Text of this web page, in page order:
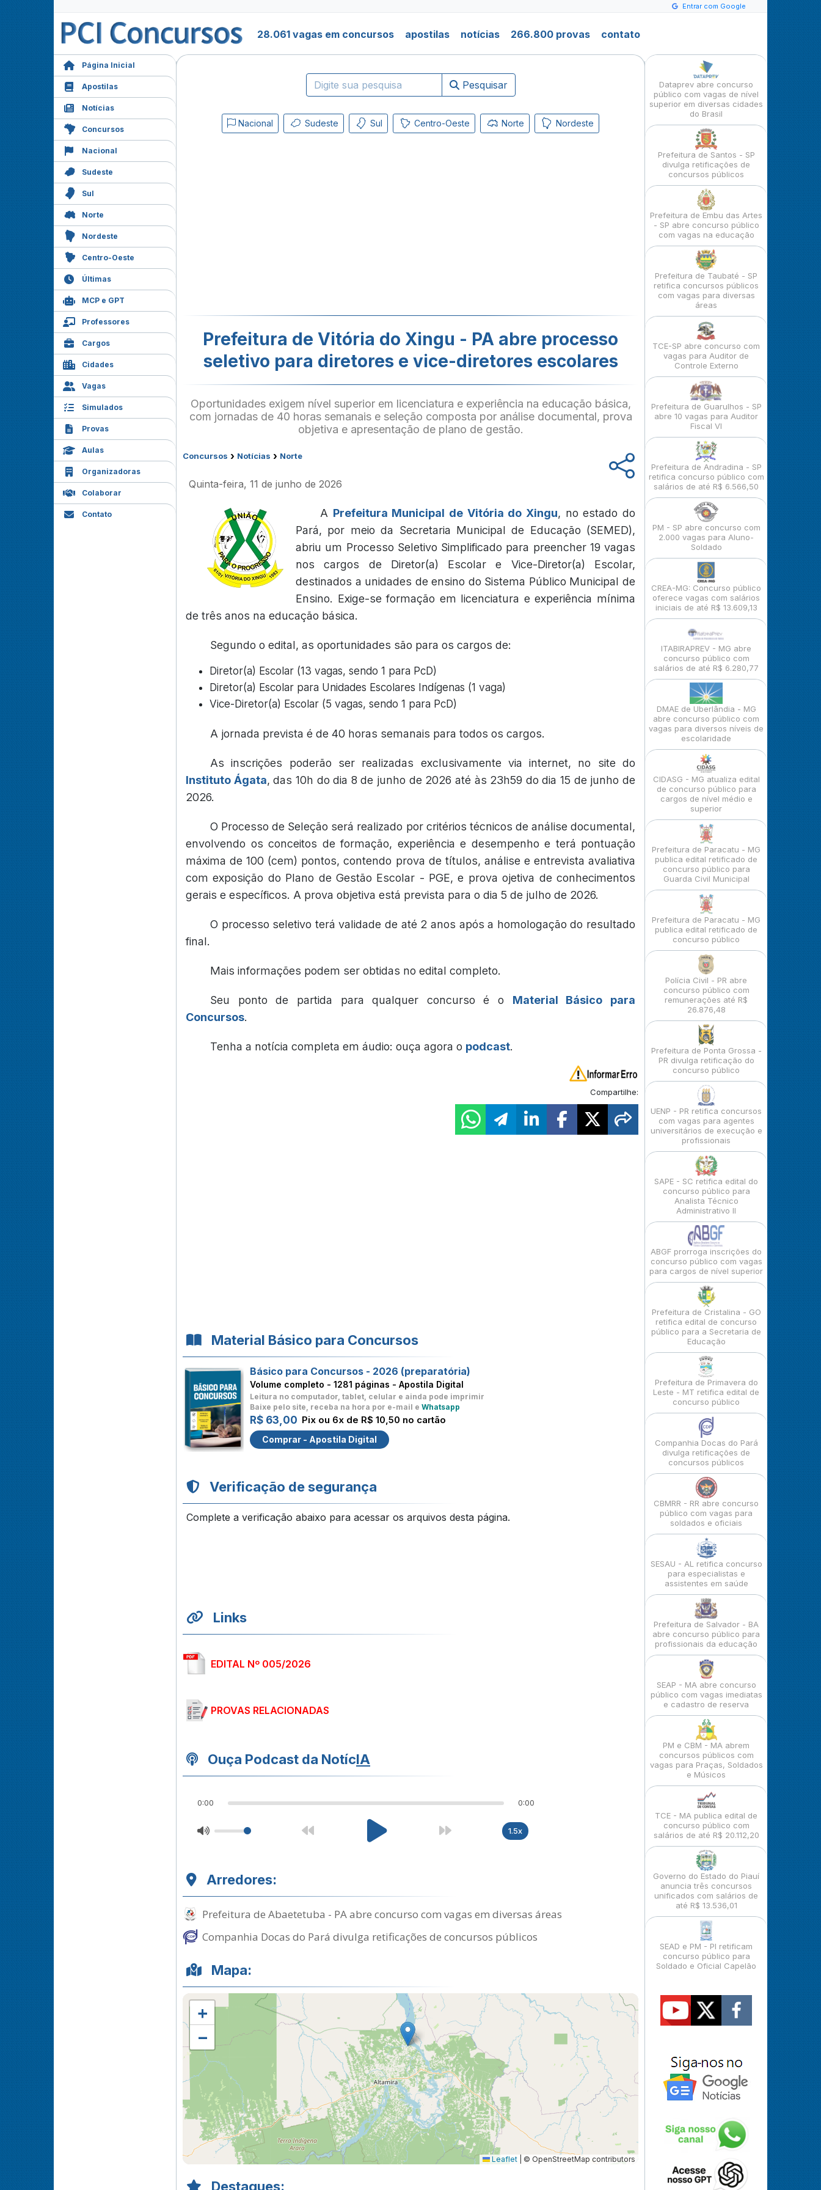
Entrar com Google
28.061 vagas em concursos apostilas notícias 266.800 provas contato
Página Inicial
Apostilas
Notícias
Concursos
Nacional
Sudeste
Sul
Norte
Nordeste
Centro-Oeste
Últimas
MCP e GPT
Professores
Cargos
Cidades
Vagas
Simulados
Provas
Aulas
Organizadoras
Colaborar
Contato
Pesquisar
Nacional Sudeste Sul Centro-Oeste Norte Nordeste
Prefeitura de Vitória do Xingu - PA abre processo
seletivo para diretores e vice-diretores escolares
Oportunidades exigem nível superior em licenciatura e experiência na educação básica,
com jornadas de 40 horas semanais e seleção composta por análise documental, prova
objetiva e apresentação de plano de gestão.
Concursos › Notícias › Norte
Quinta-feira, 11 de junho de 2026
A Prefeitura Municipal de Vitória do Xingu, no estado do
Pará, por meio da Secretaria Municipal de Educação (SEMED),
abriu um Processo Seletivo Simplificado para preencher 19 vagas
nos cargos de Diretor(a) Escolar e Vice-Diretor(a) Escolar,
destinados a unidades de ensino do Sistema Público Municipal de
Ensino. Exige-se formação em licenciatura e experiência mínima
de três anos na educação básica.
Segundo o edital, as oportunidades são para os cargos de:
Diretor(a) Escolar (13 vagas, sendo 1 para PcD)
Diretor(a) Escolar para Unidades Escolares Indígenas (1 vaga)
Vice-Diretor(a) Escolar (5 vagas, sendo 1 para PcD)
A jornada prevista é de 40 horas semanais para todos os cargos.
As inscrições poderão ser realizadas exclusivamente via internet, no site do
Instituto Ágata, das 10h do dia 8 de junho de 2026 até às 23h59 do dia 15 de junho de
2026.
O Processo de Seleção será realizado por critérios técnicos de análise documental,
envolvendo os conceitos de formação, experiência e desempenho e terá pontuação
máxima de 100 (cem) pontos, contendo prova de títulos, análise e entrevista avaliativa
com exposição do Plano de Gestão Escolar - PGE, e prova ojetiva de conhecimentos
gerais e específicos. A prova objetiva está prevista para o dia 5 de julho de 2026.
O processo seletivo terá validade de até 2 anos após a homologação do resultado
final.
Mais informações podem ser obtidas no edital completo.
Seu ponto de partida para qualquer concurso é o Material Básico para
Concursos.
Tenha a notícia completa em áudio: ouça agora o podcast.
Compartilhe:
Material Básico para Concursos
Básico para Concursos - 2026 (preparatória)
Volume completo - 1281 páginas - Apostila Digital
Leitura no computador, tablet, celular e ainda pode imprimir
Baixe pelo site, receba na hora por e-mail e Whatsapp
R$ 63,00 Pix ou 6x de R$ 10,50 no cartão
Comprar - Apostila Digital
Verificação de segurança
Complete a verificação abaixo para acessar os arquivos desta página.
Links
EDITAL Nº 005/2026
PROVAS RELACIONADAS
Ouça Podcast da NotícIA
0:00 0:00
1.5x
Arredores:
Prefeitura de Abaetetuba - PA abre concurso com vagas em diversas áreas
Companhia Docas do Pará divulga retificações de concursos públicos
Mapa:
+
−
Leaflet © OpenStreetMap contributors
Destaques:
Dataprev abre concurso
público com vagas de nível
superior em diversas cidades
do Brasil
Prefeitura de Santos - SP
divulga retificações de
concursos públicos
Prefeitura de Embu das Artes
- SP abre concurso público
com vagas na educação
Prefeitura de Taubaté - SP
retifica concursos públicos
com vagas para diversas
áreas
TCE-SP abre concurso com
vagas para Auditor de
Controle Externo
Prefeitura de Guarulhos - SP
abre 10 vagas para Auditor
Fiscal VI
Prefeitura de Andradina - SP
retifica concurso público com
salários de até R$ 6.566,50
PM - SP abre concurso com
2.000 vagas para Aluno-
Soldado
CREA-MG: Concurso público
oferece vagas com salários
iniciais de até R$ 13.609,13
ITABIRAPREV - MG abre
concurso público com
salários de até R$ 6.280,77
DMAE de Uberlândia - MG
abre concurso público com
vagas para diversos níveis de
escolaridade
CIDASG - MG atualiza edital
de concurso público para
cargos de nível médio e
superior
Prefeitura de Paracatu - MG
publica edital retificado de
concurso público para
Guarda Civil Municipal
Prefeitura de Paracatu - MG
publica edital retificado de
concurso público
Polícia Civil - PR abre
concurso público com
remunerações até R$
26.876,48
Prefeitura de Ponta Grossa -
PR divulga retificação do
concurso público
UENP - PR retifica concursos
com vagas para agentes
universitários de execução e
profissionais
SAPE - SC retifica edital do
concurso público para
Analista Técnico
Administrativo II
ABGF prorroga inscrições do
concurso público com vagas
para cargos de nível superior
Prefeitura de Cristalina - GO
retifica edital de concurso
público para a Secretaria de
Educação
Prefeitura de Primavera do
Leste - MT retifica edital de
concurso público
Companhia Docas do Pará
divulga retificações de
concursos públicos
CBMRR - RR abre concurso
público com vagas para
soldados e oficiais
SESAU - AL retifica concurso
para especialistas e
assistentes em saúde
Prefeitura de Salvador - BA
abre concurso público para
profissionais da educação
SEAP - MA abre concurso
público com vagas imediatas
e cadastro de reserva
PM e CBM - MA abrem
concursos públicos com
vagas para Praças, Soldados
e Músicos
TCE - MA publica edital de
concurso público com
salários de até R$ 20.112,20
Governo do Estado do Piauí
anuncia três concursos
unificados com salários de
até R$ 13.536,01
SEAD e PM - PI retificam
concurso público para
Soldado e Oficial Capelão